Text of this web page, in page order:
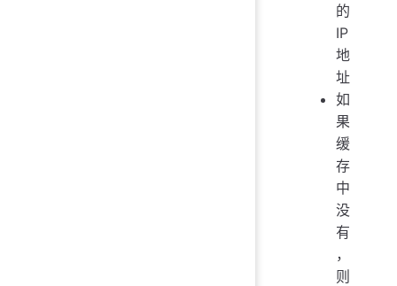
的
IP
地
址
如
果
缓
存
中
没
有
，
则